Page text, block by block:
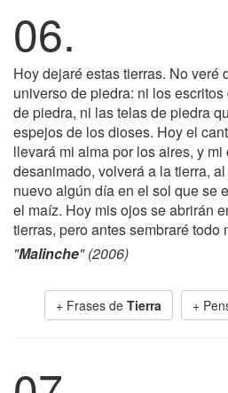
06.
Hoy dejaré estas tierras. No veré
universo de piedra: ni los
de piedra, ni las telas de piedra
espejos de los dioses. Hoy el
llevará mi alma por los aires, y
desanimado, volverá a la tierra,
nuevo algún día en el sol que se
el maíz. Hoy mis ojos se abrirán
tierras, pero antes sembraré todo
"Malinche" (2006)
+ Frases de Tierra +